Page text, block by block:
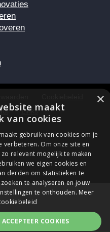
Links
×
maakt
van cookies
gebruik van cookies om je
verbeteren. Om onze site en
relevant mogelijk te maken
we eigen cookies en
derden om statistieken te
te analyseren en jouw
te onthouden. Meer
ACCEPTEER COOKIES